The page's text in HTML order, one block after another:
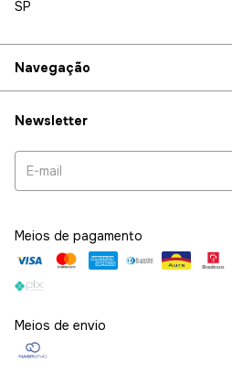
SP
Navegação
Newsletter
Meios de pagamento
Meios de envio